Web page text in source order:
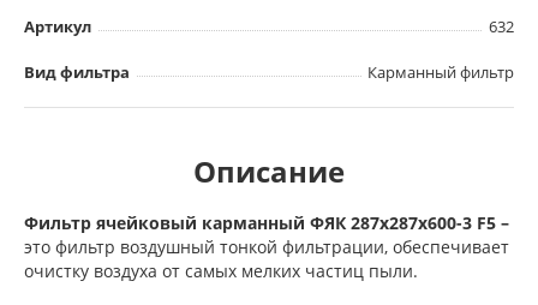
Артикул 632
Вид фильтра Карманный фильтр
Описание
Фильтр ячейковый карманный ФЯК 287х287х600-3 F5 –
это фильтр воздушный тонкой фильтрации, обеспечивает
очистку воздуха от самых мелких частиц пыли.